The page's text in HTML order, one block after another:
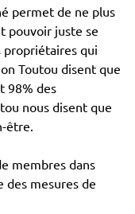
permet de ne plus
pouvoir juste se
propriétaires qui
Toutou disent que
98% des
nous disent que
être.
membres dans
des mesures de